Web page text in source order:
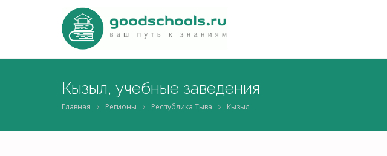
Кызыл, учебные заведения
Главная Регионы Республика Тыва Кызыл